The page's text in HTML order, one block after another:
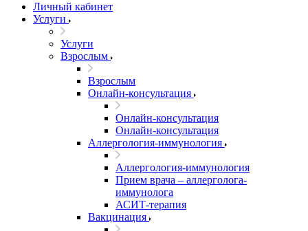
Личный кабинет
Услуги
Услуги
Взрослым
Взрослым
Онлайн-консультация
Онлайн-консультация
Онлайн-консультация
Аллергология-иммунология
Аллергология-иммунология
Прием врача – аллерголога-
иммунолога
АСИТ-терапия
Вакцинация